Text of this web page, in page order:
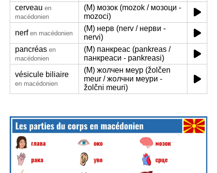
cerveau en
macédonien
(M) мозок (mozok / мозоци -
mozoci)
nerf en macédonien
(M) нерв (nerv / нерви -
nervi)
pancréas en
macédonien
(M) панкреас (pankreas /
панкреаси - pankreasi)
vésicule biliaire
en macédonien
(M) жолчен меур (žolčen
meur / жолчни меури -
žolčni meuri)